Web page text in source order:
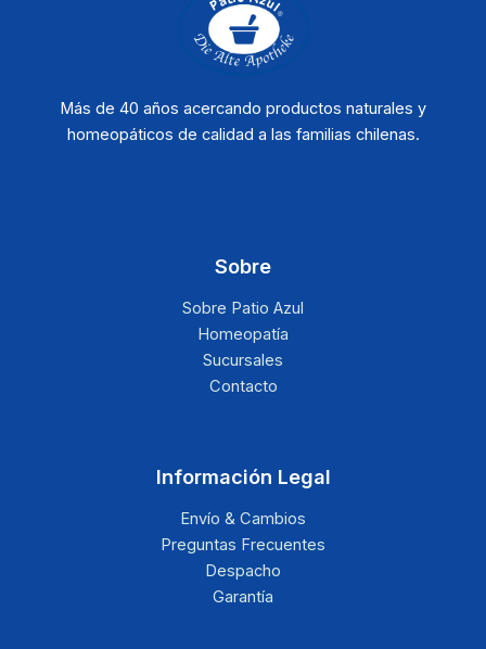
Más de 40 años acercando productos naturales y
homeopáticos de calidad a las familias chilenas.
Sobre
Sobre Patio Azul
Homeopatía
Sucursales
Contacto
Información Legal
Envío & Cambios
Preguntas Frecuentes
Despacho
Garantía